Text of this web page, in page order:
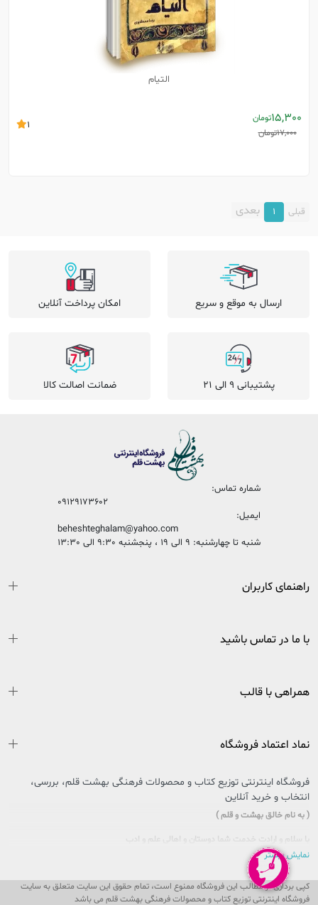
التیام
15,300تومان
17,000تومان
1
قبلی 1 بعدی
ارسال به موقع و سریع امکان پرداخت آنلاین
پشتیبانی 9 الی 21 ضمانت اصالت کالا
شماره تماس:
09129173602
ایمیل:
beheshteghalam@yahoo.com
شنبه تا چهارشنبه: 9 الی 19 ، پنجشنبه 9:30 الی 13:30
راهنمای کاربران
با ما در تماس باشید
همراهی با قالب
نماد اعتماد فروشگاه
فروشگاه اینترنتی توزیع کتاب و محصولات فرهنگی بهشت قلم، بررسی،
انتخاب و خرید آنلاین
( به نام خالق بهشت و قلم )
با سلام و ارادت خدمت شما دوستان و اهالی علم و ادب
سایتی را که در پیش روی دارید حاصل تلاش بی وقفه جمعی از جوانان اهل فرهنگ و کتاب
کشور عزیزمان ایران است که در راستای تحقق امر و فرمایشات مقام معظم رهبری در
خصوص مطالعه و کتابخوانی، پا به عرصه وجود گذاشت تا ذره ای از این بار سنگین فرهنگی
را، با یاری و مساعدت شما، به دوش بکشد و پُلی باشد بین شما و ناشران و مؤلفان محترم
نمایش بیشتر
کپی برداری از مطالب این فروشگاه ممنوع است، تمام حقوق این سایت متعلق به سایت
فروشگاه اینترنتی توزیع کتاب و محصولات فرهنگی بهشت قلم می باشد